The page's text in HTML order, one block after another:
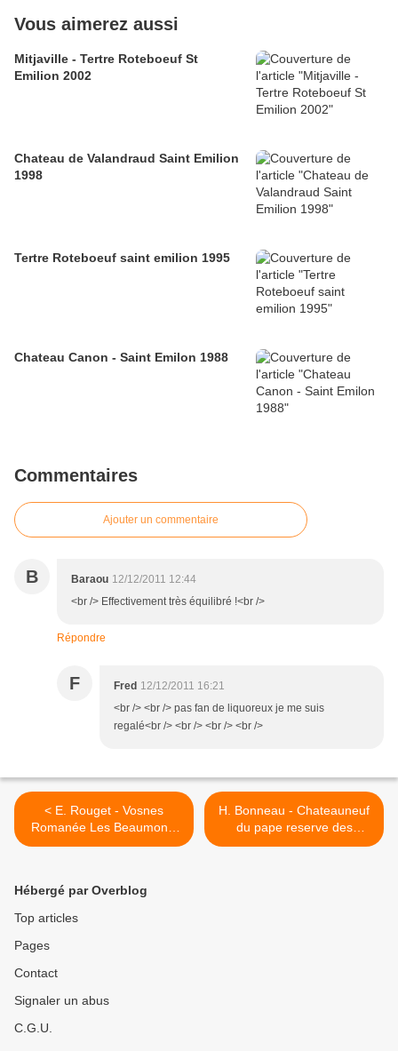
Vous aimerez aussi
Mitjaville - Tertre Roteboeuf St
Emilion 2002
Chateau de Valandraud Saint Emilion
1998
Tertre Roteboeuf saint emilion 1995
Chateau Canon - Saint Emilon 1988
Commentaires
Ajouter un commentaire
B Baraou 12/12/2011 12:44
<br /> Effectivement très équilibré !<br />
Répondre
F Fred 12/12/2011 16:21
<br /> <br /> pas fan de liquoreux je me suis
regalé<br /> <br /> <br /> <br />
< E. Rouget - Vosnes
Romanée Les Beaumonts
2009
H. Bonneau - Chateauneuf
du pape reserve des
Celestins 2001 >
Hébergé par Overblog
Top articles
Pages
Contact
Signaler un abus
C.G.U.